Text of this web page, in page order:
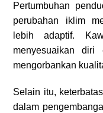
Pertumbuhan
perubahan iklim
lebih adaptif.
menyesuaikan diri
mengorbankan
Selain itu,
dalam